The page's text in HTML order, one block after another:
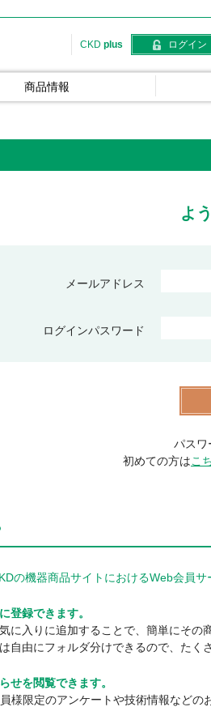
CKD plus ログイン
商品情報
よ
メールアドレス
ログインパスワード
パスワ
初めての方はこ
の機器商品サイトにおけるWeb会員
登録できます。
に入りに追加することで、簡単にその
自由にフォルダ分けできるので、たく
せを閲覧できます。
様限定のアンケートや技術情報などの